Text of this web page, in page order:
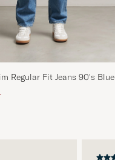
Regular Fit Jeans 90's Blue
pris